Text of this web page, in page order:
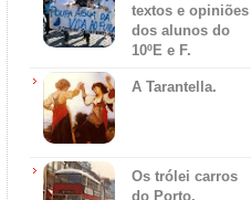
textos e opiniões
dos alunos do
10ºE e F.
A Tarantella.
Os trólei carros
do Porto.